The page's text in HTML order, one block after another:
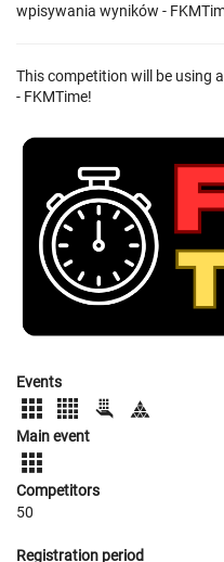
wpisywania wyników -
This competition will be using
- FKMTime!
Events
Main event
Competitors
50
Registration period